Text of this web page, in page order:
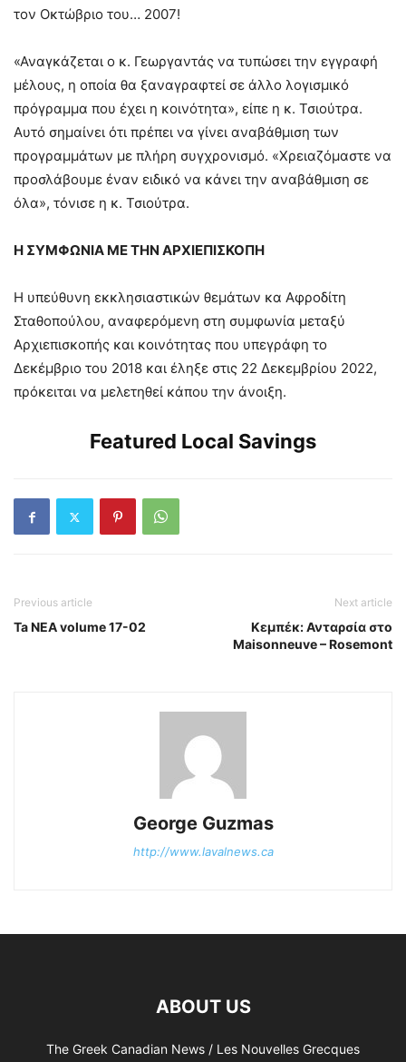
τον Οκτώβριο του… 2007!
«Αναγκάζεται ο κ. Γεωργαντάς να τυπώσει την εγγραφή
μέλους, η οποία θα ξαναγραφτεί σε άλλο λογισμικό
πρόγραμμα που έχει η κοινότητα», είπε η κ. Τσιούτρα.
Αυτό σημαίνει ότι πρέπει να γίνει αναβάθμιση των
προγραμμάτων με πλήρη συγχρονισμό. «Χρειαζόμαστε να
προσλάβουμε έναν ειδικό να κάνει την αναβάθμιση σε
όλα», τόνισε η κ. Τσιούτρα.
Η ΣΥΜΦΩΝΙΑ ΜΕ ΤΗΝ ΑΡΧΙΕΠΙΣΚΟΠΗ
Η υπεύθυνη εκκλησιαστικών θεμάτων κα Αφροδίτη
Σταθοπούλου, αναφερόμενη στη συμφωνία μεταξύ
Αρχιεπισκοπής και κοινότητας που υπεγράφη το
Δεκέμβριο του 2018 και έληξε στις 22 Δεκεμβρίου 2022,
πρόκειται να μελετηθεί κάπου την άνοιξη.
Featured Local Savings
Previous article
Ta NEA volume 17-02
Next article
Κεμπέκ: Ανταρσία στο
Maisonneuve – Rosemont
George Guzmas
http://www.lavalnews.ca
ABOUT US
The Greek Canadian News / Les Nouvelles Grecques